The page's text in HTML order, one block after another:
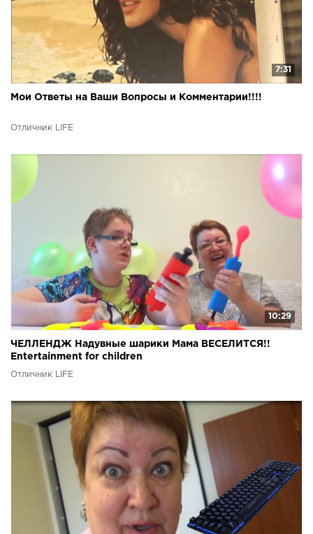
7:31
Мои Ответы на Ваши Вопросы и Комментарии!!!!
Отличник LIFE
10:29
ЧЕЛЛЕНДЖ Надувные шарики Мама ВЕСЕЛИТСЯ!!
Entertainment for children
Отличник LIFE